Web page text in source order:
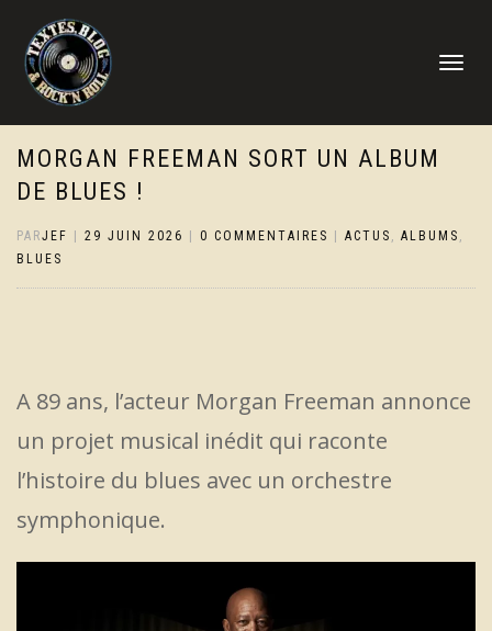
DÉPLIER
MORGAN FREEMAN SORT UN ALBUM
DE BLUES !
PARJEF 29 JUIN 2026 0 COMMENTAIRES ACTUS , ALBUMS ,
BLUES
A 89 ans, l’acteur Morgan Freeman annonce
un projet musical inédit qui raconte
l’histoire du blues avec un orchestre
symphonique.